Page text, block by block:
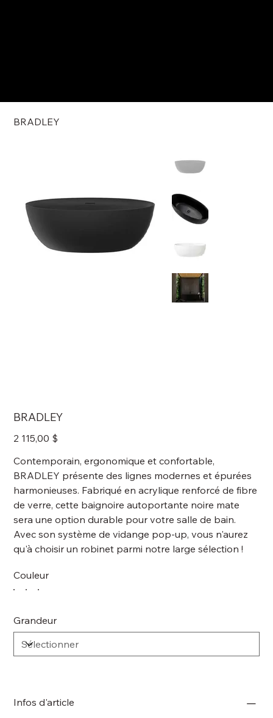
BRADLEY
BRADLEY
Prix
2 115,00 $
Contemporain, ergonomique et confortable,
BRADLEY présente des lignes modernes et épurées
harmonieuses. Fabriqué en acrylique renforcé de fibre
de verre, cette baignoire autoportante noire mate
sera une option durable pour votre salle de bain.
Avec son système de vidange pop-up, vous n'aurez
qu'à choisir un robinet parmi notre large sélection !
Couleur
Grandeur
Infos d'article